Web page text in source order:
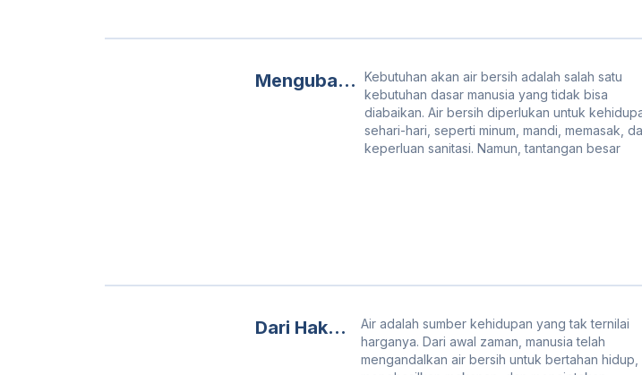
Mengubah
Kebutuhan akan air bersih adalah salah satu
kebutuhan dasar manusia yang tidak bisa
diabaikan. Air bersih diperlukan untuk
sehari-hari, seperti minum, mandi, memasak,
keperluan sanitasi. Namun, tantangan besar
Dari Hak
Air adalah sumber kehidupan yang tak ternilai
harganya. Dari awal zaman, manusia telah
mengandalkan air bersih untuk bertahan hidup,